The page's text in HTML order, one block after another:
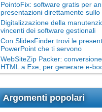
PointoFix: software gratis per
presentazioni direttamente
Digitalizzazione della
vincenti dei software gestionali
Con SlidesFinder trovi le
PowerPoint che ti servono
WebSiteZip Packer:
HTML a Exe, per generare e-
Argomenti popolari